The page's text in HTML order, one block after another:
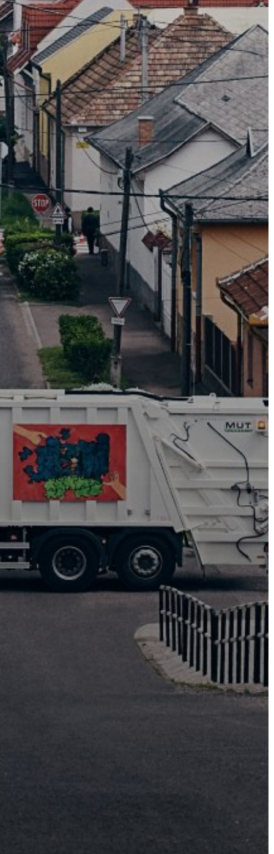
A
VÁROS
PÉNZÜGYEI
KÖLTSÉGVETÉSI
RENDELETEK
AZ
ÉPÜLŐ
VÁROS
FEJLESZTÉSEK
KÖRNYEZETVÉDELEM
TELEPÜLÉSRENDEZÉS
STRATÉGIÁK
KONCEPCIÓK
BEJELENTŐ